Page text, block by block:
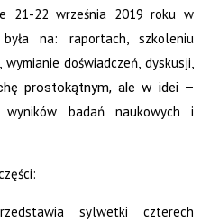
21-22 września 2019 roku w
na: raportach, szkoleniu
doświadczeń, dyskusji,
prostokątnym, ale w idei –
badań naukowych i
sylwetki czterech